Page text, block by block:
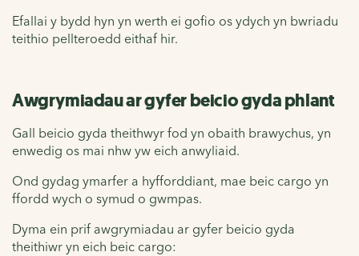
Efallai y bydd hyn yn werth ei gofio os ydych yn bwriadu
teithio pellteroedd eithaf hir.
Awgrymiadau ar gyfer beicio gyda phlant
Gall beicio gyda theithwyr fod yn obaith brawychus, yn
enwedig os mai nhw yw eich anwyliaid.
Ond gydag ymarfer a hyfforddiant, mae beic cargo yn
ffordd wych o symud o gwmpas.
Dyma ein prif awgrymiadau ar gyfer beicio gyda
theithiwr yn eich beic cargo: